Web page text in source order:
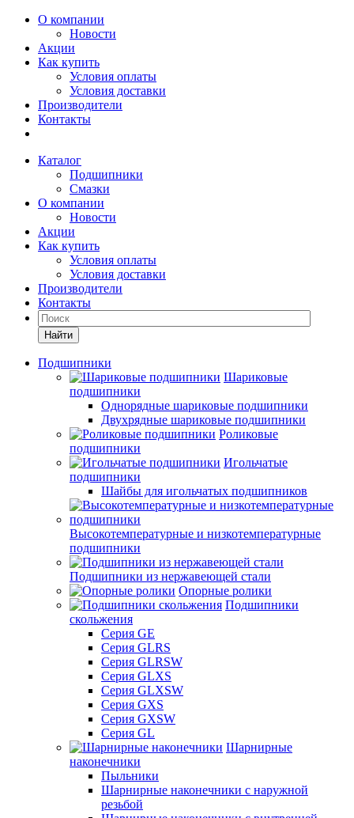
О компании
Новости
Акции
Как купить
Условия оплаты
Условия доставки
Производители
Контакты
Каталог
Подшипники
Смазки
О компании
Новости
Акции
Как купить
Условия оплаты
Условия доставки
Производители
Контакты
Найти
Подшипники
Шариковые
подшипники
Однорядные шариковые подшипники
Двухрядные шариковые подшипники
Роликовые
подшипники
Игольчатые
подшипники
Шайбы для игольчатых подшипников
Высокотемпературные и низкотемпературные
подшипники
Подшипники из нержавеющей стали
Опорные ролики
Подшипники
скольжения
Серия GE
Серия GLRS
Серия GLRSW
Серия GLXS
Серия GLXSW
Серия GXS
Серия GXSW
Серия GL
Шарнирные
наконечники
Пыльники
Шарнирные наконечники с наружной
резьбой